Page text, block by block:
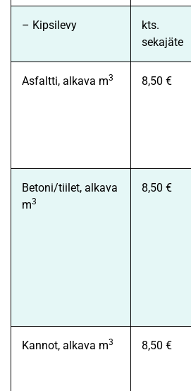
– Kipsilevy
kts.
sekajäte
Asfaltti, alkava m3 8,50 €
Betoni/tiilet, alkava
m3
8,50 €
Kannot, alkava m3 8,50 €